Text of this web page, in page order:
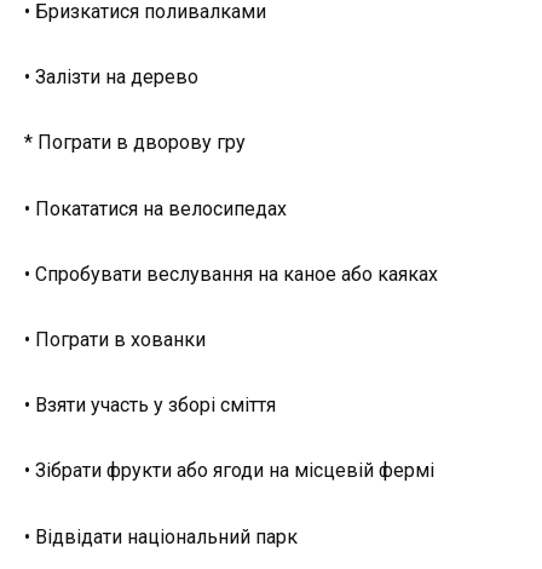
• Бризкатися поливалками
• Залізти на дерево
* Пограти в дворову гру
• Покататися на велосипедах
• Спробувати веслування на каное або каяках
• Пограти в хованки
• Взяти участь у зборі сміття
• Зібрати фрукти або ягоди на місцевій фермі
• Відвідати національний парк